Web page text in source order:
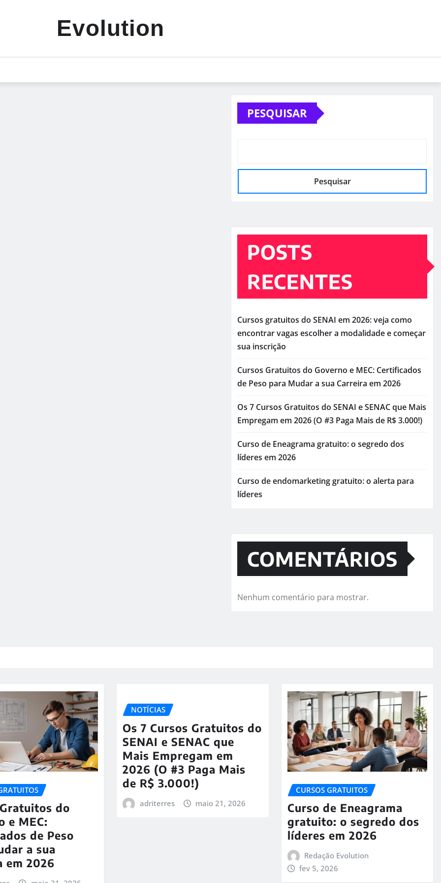
Evolution
PESQUISAR
Pesquisar
POSTS
RECENTES
Cursos gratuitos do SENAI em 2026: veja como
encontrar vagas escolher a modalidade e começar
sua inscrição
Cursos Gratuitos do Governo e MEC: Certificados
de Peso para Mudar a sua Carreira em 2026
Os 7 Cursos Gratuitos do SENAI e SENAC que Mais
Empregam em 2026 (O #3 Paga Mais de R$ 3.000!)
Curso de Eneagrama gratuito: o segredo dos
líderes em 2026
Curso de endomarketing gratuito: o alerta para
líderes
COMENTÁRIOS
Nenhum comentário para mostrar.
do
e MEC:
de Peso
a sua
em 2026
NOTÍCIAS
Os 7 Cursos Gratuitos do
SENAI e SENAC que
Mais Empregam em
2026 (O #3 Paga Mais
de R$ 3.000!)
adriterres maio 21, 2026
CURSOS GRATUITOS
Curso de Eneagrama
gratuito: o segredo dos
líderes em 2026
Redação Evolution
fev 5, 2026